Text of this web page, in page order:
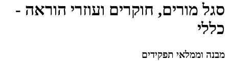
סגל מורים, חוקרים ועוזרי הוראה -
כללי
מבנה וממלאי תפקידים